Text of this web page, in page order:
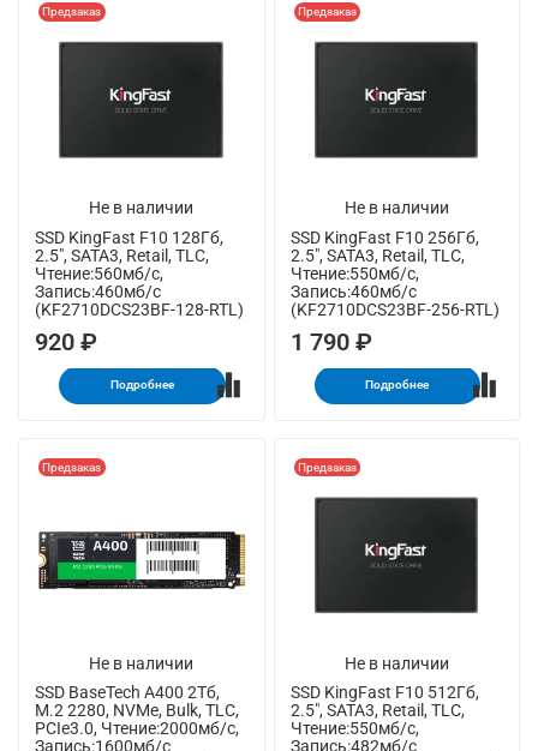
Не в наличии
Предзаказ
SSD KingFast F10 128Гб,
2.5", SATA3, Retail, TLC,
Чтение:560мб/с,
Запись:460мб/с
(KF2710DCS23BF-128-RTL)
920 ₽
Подробнее
Не в наличии
Предзаказ
SSD KingFast F10 256Гб,
2.5", SATA3, Retail, TLC,
Чтение:550мб/с,
Запись:460мб/с
(KF2710DCS23BF-256-RTL)
1 790 ₽
Подробнее
Не в наличии
Предзаказ
SSD BaseTech A400 2Тб,
M.2 2280, NVMe, Bulk, TLC,
PCIe3.0, Чтение:2000мб/с,
Запись:1600мб/с
Не в наличии
Предзаказ
SSD KingFast F10 512Гб,
2.5", SATA3, Retail, TLC,
Чтение:550мб/с,
Запись:482мб/с